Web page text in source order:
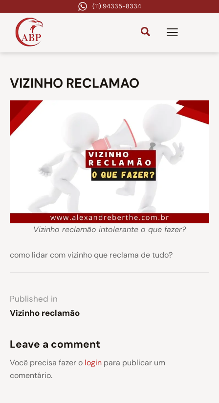
(11) 94335-8334
VIZINHO RECLAMAO
Vizinho reclamão intolerante o que fazer?
como lidar com vizinho que reclama de tudo?
Published in
Vizinho reclamão
Leave a comment
Você precisa fazer o login para publicar um
comentário.